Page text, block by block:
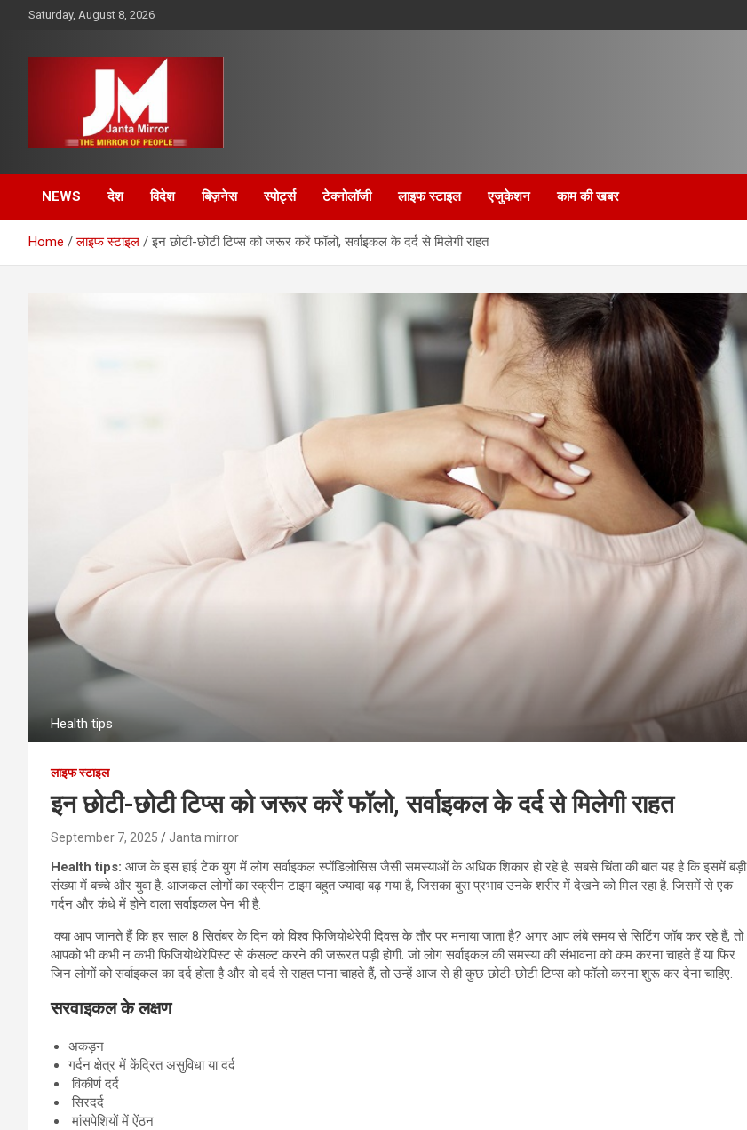
Saturday, August 8, 2026
Janta Mirror
NEWS देश विदेश बिज़नेस स्पोर्ट्स टेक्नोलॉजी लाइफ स्टाइल एजुकेशन काम की खबर
Home लाइफ स्टाइल इन छोटी-छोटी टिप्स को जरूर करें फॉलो, सर्वाइकल के दर्द से मिलेगी राहत
Health tips
लाइफ स्टाइल
इन छोटी-छोटी टिप्स को जरूर करें फॉलो, सर्वाइकल के दर्द से मिलेगी राहत
September 7, 2025 Janta mirror
Health tips: आज के इस हाई टेक युग में लोग सर्वाइकल स्पोंडिलोसिस जैसी समस्याओं के अधिक शिकार हो रहे है. सबसे चिंता की बात यह है कि इसमें बड़ी
संख्या में बच्चे और युवा है. आजकल लोगों का स्क्रीन टाइम बहुत ज्यादा बढ़ गया है, जिसका बुरा प्रभाव उनके शरीर में देखने को मिल रहा है. जिसमें से एक
गर्दन और कंधे में होने वाला सर्वाइकल पेन भी है.
क्या आप जानते हैं कि हर साल 8 सितंबर के दिन को विश्व फिजियोथेरेपी दिवस के तौर पर मनाया जाता है? अगर आप लंबे समय से सिटिंग जॉब कर रहे हैं, तो
आपको भी कभी न कभी फिजियोथेरेपिस्ट से कंसल्ट करने की जरूरत पड़ी होगी. जो लोग सर्वाइकल की समस्या की संभावना को कम करना चाहते हैं या फिर
जिन लोगों को सर्वाइकल का दर्द होता है और वो दर्द से राहत पाना चाहते हैं, तो उन्हें आज से ही कुछ छोटी-छोटी टिप्स को फॉलो करना शुरू कर देना चाहिए.
सरवाइकल के लक्षण
अकड़न
गर्दन क्षेत्र में केंद्रित असुविधा या दर्द
विकीर्ण दर्द
सिरदर्द
मांसपेशियों में ऐंठन